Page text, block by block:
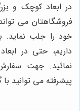
در ابعاد کوچک و
فروشگاهتان می
خود را جلب نماید.
داریم، حتی در
نمائید. جهت
پیشرفته می توانید با